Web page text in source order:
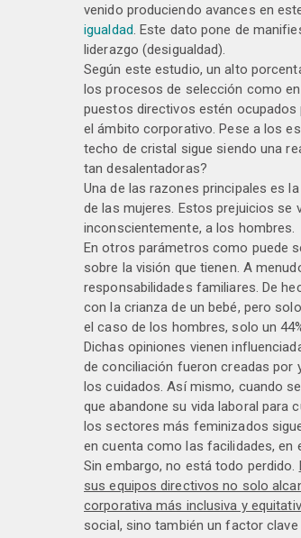
venido produciendo avances en
igualdad. Este dato pone de
liderazgo (desigualdad).
Según este estudio, un alto
los procesos de selección como
puestos directivos estén ocupados
el ámbito corporativo. Pese a los
techo de cristal sigue siendo una
tan desalentadoras?
Una de las razones principales es
de las mujeres. Estos prejuicios
inconscientemente, a los hombres.
En otros parámetros como puede
sobre la visión que tienen. A
responsabilidades familiares. De
con la crianza de un bebé, pero
el caso de los hombres, solo un
Dichas opiniones vienen
de conciliación fueron creadas por
los cuidados. Así mismo, cuando
que abandone su vida laboral para
los sectores más feminizados
en cuenta como las facilidades, en
Sin embargo, no está todo perdido.
sus equipos directivos no solo
corporativa más inclusiva y
social, sino también un factor